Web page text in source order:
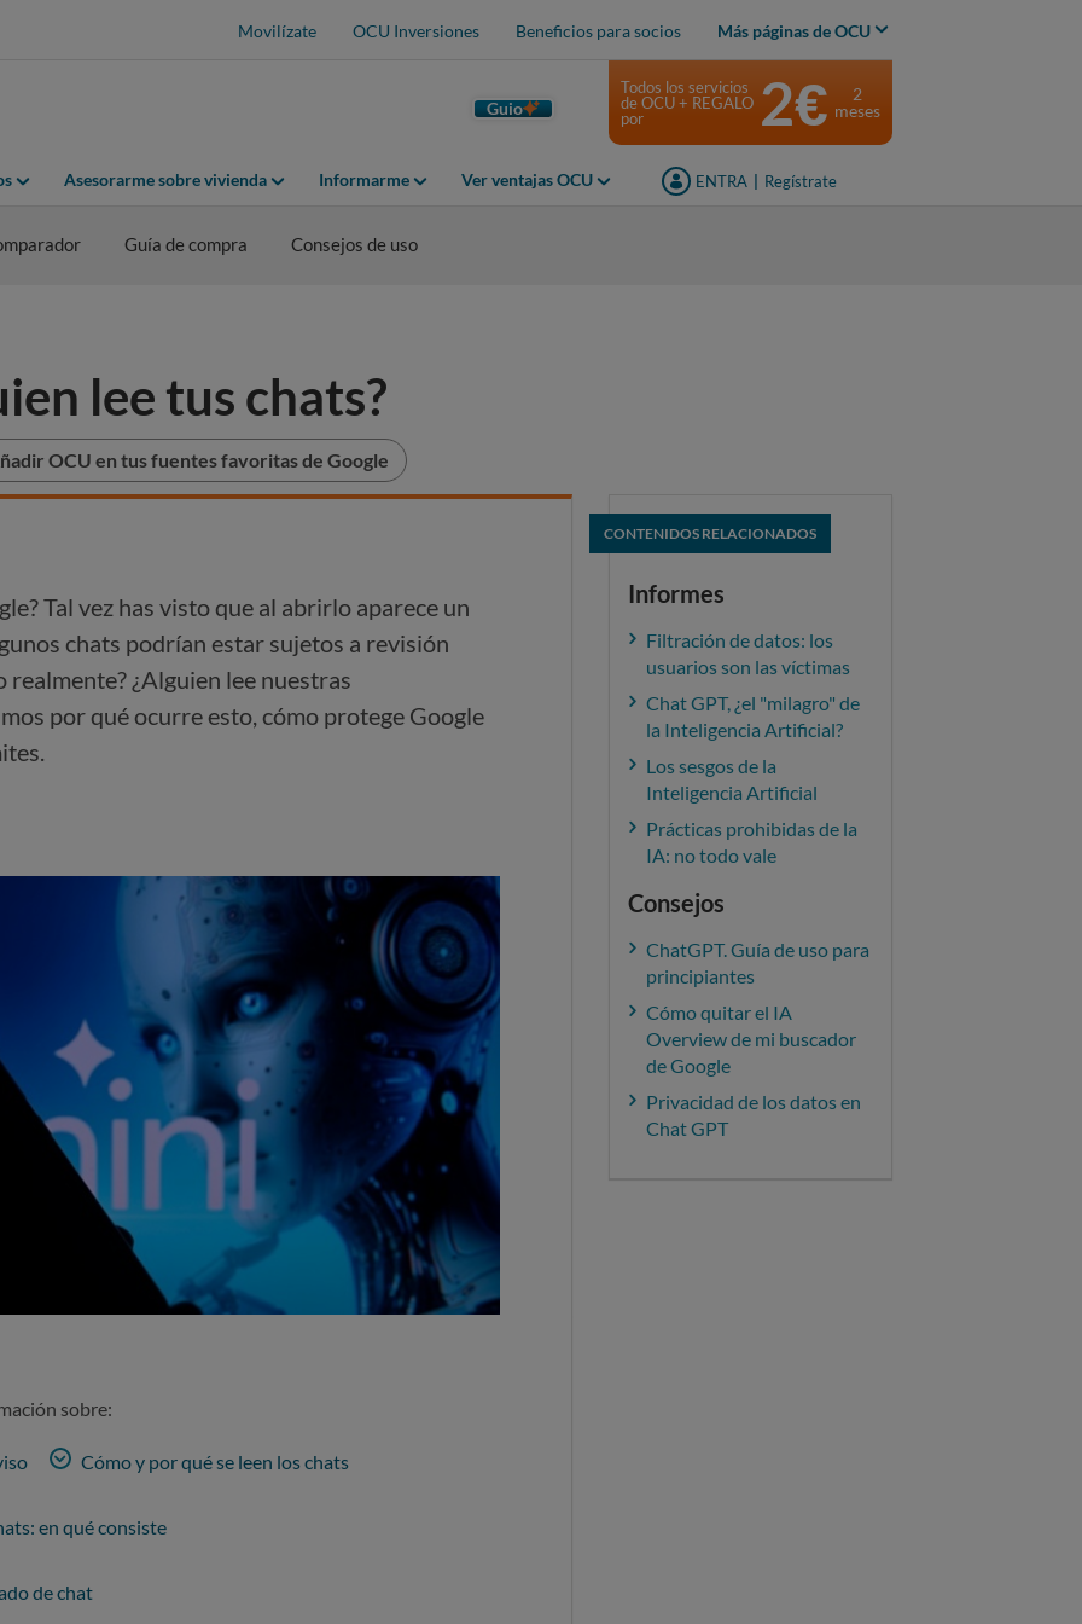
Movilízate OCU Inversiones Beneficios para socios Más páginas de OCU
Guio
Asesorarme sobre vivienda Informarme Ver ventajas OCU ENTRA Regístrate
Todos los servicios
de OCU + REGALO
por
2€
2
meses
Guía de compra Consejos de uso
lee tus chats?
OCU en tus fuentes favoritas de Google
Tal vez has visto que al abrirlo aparece un
chats podrían estar sujetos a revisión
realmente? ¿Alguien lee nuestras
por qué ocurre esto, cómo protege Google
sobre:
Cómo y por qué se leen los chats
en qué consiste
de chat
CONTENIDOS RELACIONADOS
Informes
Filtración de datos: los
usuarios son las víctimas
Chat GPT, ¿el "milagro" de
la Inteligencia Artificial?
Los sesgos de la
Inteligencia Artificial
Prácticas prohibidas de la
IA: no todo vale
Consejos
ChatGPT. Guía de uso para
principiantes
Cómo quitar el IA
Overview de mi buscador
de Google
Privacidad de los datos en
Chat GPT